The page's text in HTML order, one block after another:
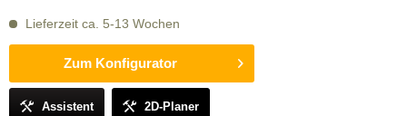
Lieferzeit ca. 5-13 Wochen
Zum Konfigurator
Assistent 2D-Planer